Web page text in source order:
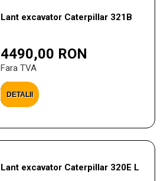
Lant excavator Caterpillar 321B
4490,00 RON
Fara TVA
DETALII
Lant excavator Caterpillar 320E L